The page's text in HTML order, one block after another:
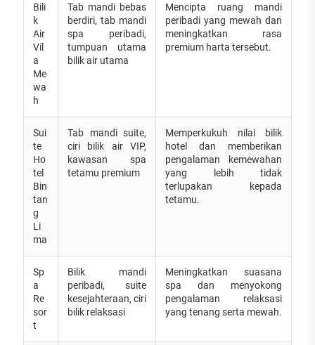
Bili
k
Air
Vil
a
Me
wa
h
Tab mandi bebas
berdiri, tab mandi
spa peribadi,
tumpuan utama
bilik air utama
Mencipta ruang mandi
peribadi yang mewah dan
meningkatkan rasa
premium harta tersebut.
Sui
te
Ho
tel
Bin
tan
g
Li
ma
Tab mandi suite,
ciri bilik air VIP,
kawasan spa
tetamu premium
Memperkukuh nilai bilik
hotel dan memberikan
pengalaman kemewahan
yang lebih tidak
terlupakan kepada
tetamu.
Sp
a
Re
sor
t
Bilik mandi
peribadi, suite
kesejahteraan, ciri
bilik relaksasi
Meningkatkan suasana
spa dan menyokong
pengalaman relaksasi
yang tenang serta mewah.